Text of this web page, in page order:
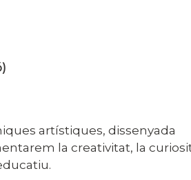
artístiques, dissenyada
la creativitat, la